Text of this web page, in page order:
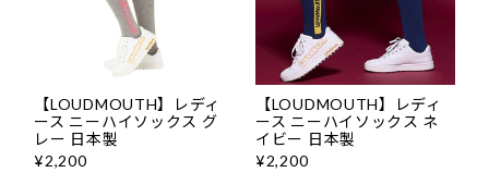
【LOUDMOUTH】レディ
ース ニーハイソックス グ
レー 日本製
¥2,200
【LOUDMOUTH】レディ
ース ニーハイソックス ネ
イビー 日本製
¥2,200